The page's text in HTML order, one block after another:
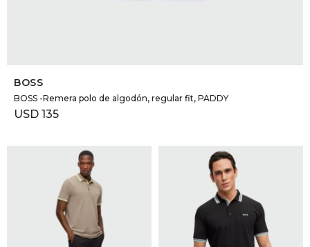
BOSS
BOSS -Remera polo de algodón, regular fit, PADDY
USD 135